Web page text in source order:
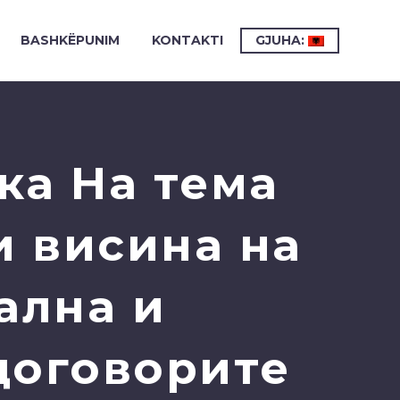
BASHKËPUNIM KONTAKTI GJUHA:
На тема
висина на
и